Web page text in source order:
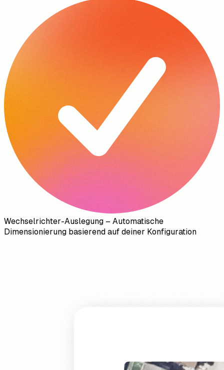
Wechselrichter-Auslegung – Automatische
Dimensionierung basierend auf deiner Konfiguration